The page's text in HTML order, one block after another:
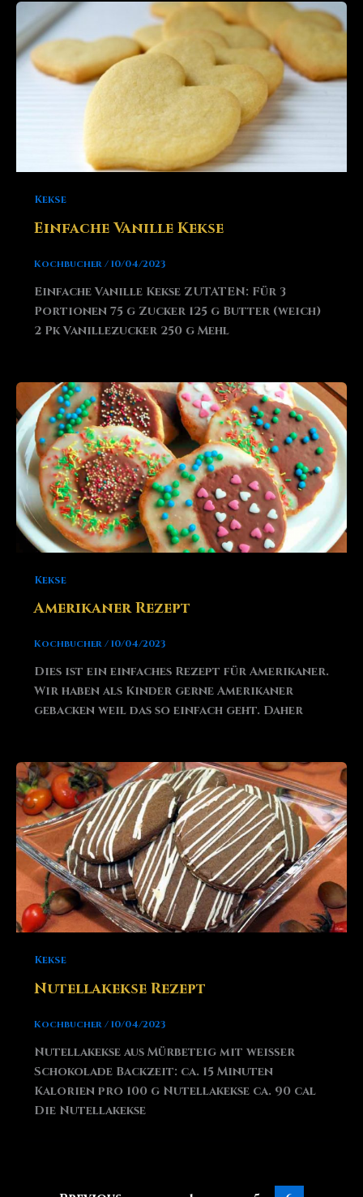
Kekse
Einfache Vanille Kekse
Kochbucher/10/04/2023
Einfache Vanille Kekse ZUTATEN: Für 3
Portionen 75 g Zucker 125 g Butter (weich)
2 Pk Vanillezucker 250 g Mehl
Kekse
Amerikaner Rezept
Kochbucher/10/04/2023
Dies ist ein einfaches Rezept für Amerikaner.
Wir haben als Kinder gerne Amerikaner
gebacken weil das so einfach geht. Daher
Kekse
Nutellakekse Rezept
Kochbucher/10/04/2023
Nutellakekse aus Mürbeteig mit weißer
Schokolade Backzeit: ca. 15 Minuten
Kalorien pro 100 g Nutellakekse ca. 90 cal
Die Nutellakekse